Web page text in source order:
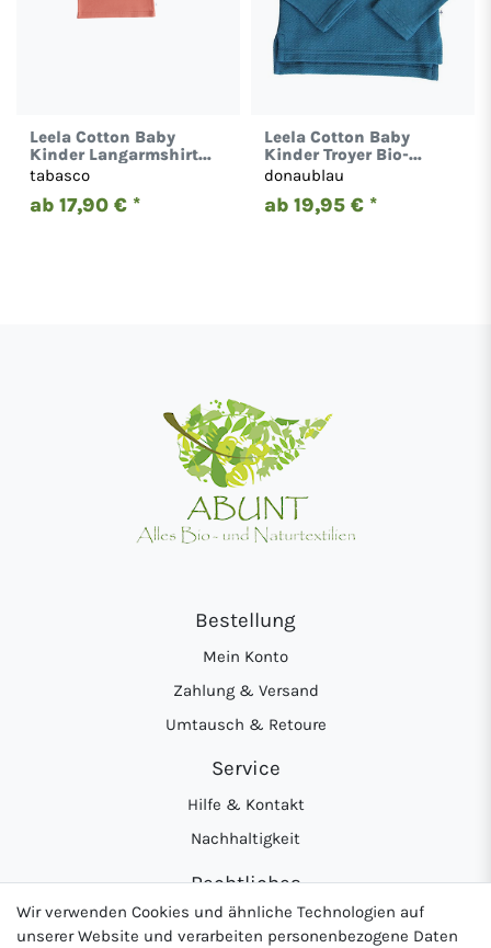
Leela Cotton Baby
Kinder Langarmshirt
Bio-Baumwolle tabasco
tabasco
ab 17,90 € *
Leela Cotton Baby
Kinder Troyer Bio-
Baumwolle Sweatshirt
donaublau
ab 19,95 € *
Bestellung
Mein Konto
Zahlung & Versand
Umtausch & Retoure
Service
Hilfe & Kontakt
Nachhaltigkeit
Rechtliches
AGB
Wir verwenden Cookies und ähnliche Technologien auf
unserer Website und verarbeiten personenbezogene Daten